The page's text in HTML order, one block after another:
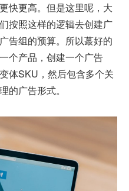
快更高。但是这里呢，大
按照这样的逻辑去创建广
告组的预算。所以蕞好的
个产品，创建一个广告
体SKU，然后包含多个关
的广告形式。